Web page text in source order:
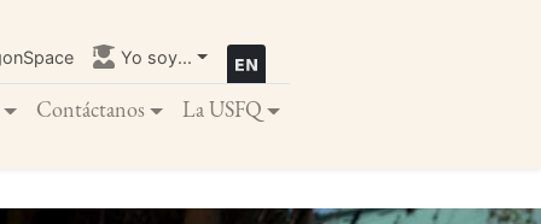
Yo soy...
Contáctanos La USFQ